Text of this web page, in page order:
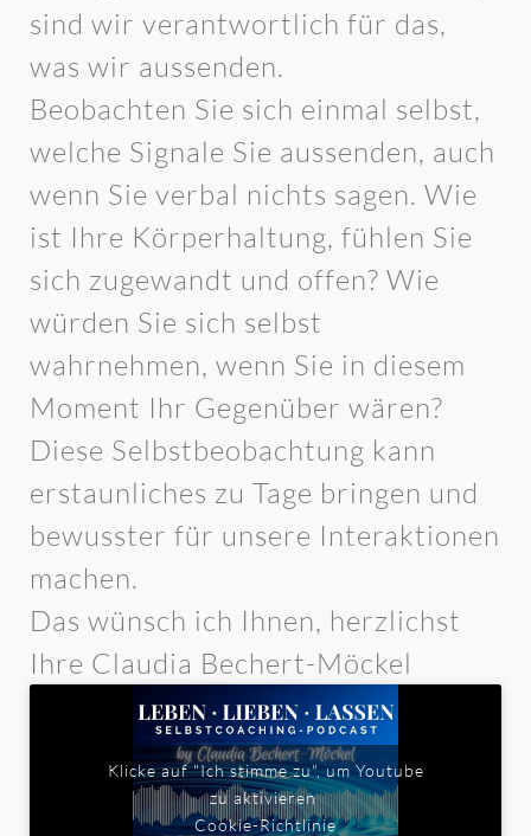
sind wir verantwortlich für das,
was wir aussenden.
Beobachten Sie sich einmal selbst,
welche Signale Sie aussenden, auch
wenn Sie verbal nichts sagen. Wie
ist Ihre Körperhaltung, fühlen Sie
sich zugewandt und offen? Wie
würden Sie sich selbst
wahrnehmen, wenn Sie in diesem
Moment Ihr Gegenüber wären?
Diese Selbstbeobachtung kann
erstaunliches zu Tage bringen und
bewusster für unsere Interaktionen
machen.
Das wünsch ich Ihnen, herzlichst
Ihre Claudia Bechert-Möckel
Klicke auf "Ich stimme zu", um Youtube
zu aktivieren
Cookie-Richtlinie